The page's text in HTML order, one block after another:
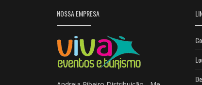
NOSSA EMPRESA